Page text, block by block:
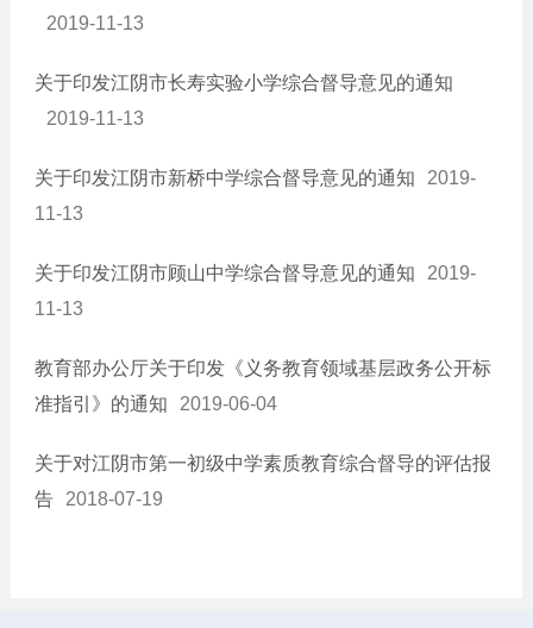
2019-11-13
关于印发江阴市长寿实验小学综合督导意见的通知
2019-11-13
关于印发江阴市新桥中学综合督导意见的通知
2019-
11-13
关于印发江阴市顾山中学综合督导意见的通知
2019-
11-13
教育部办公厅关于印发《义务教育领域基层政务公开标
准指引》的通知
2019-06-04
关于对江阴市第一初级中学素质教育综合督导的评估报
告
2018-07-19